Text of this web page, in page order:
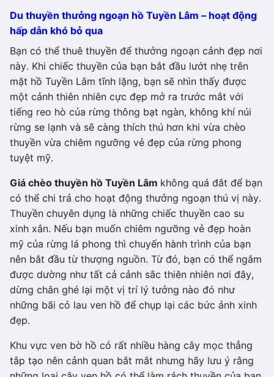
Du thuyền thưởng ngoạn hồ Tuyền Lâm – hoạt động
hấp dẫn khó bỏ qua
Bạn có thể thuê thuyền để thưởng ngoạn cảnh đẹp nơi
này. Khi chiếc thuyền của bạn bắt đầu lướt nhẹ trên
mặt hồ Tuyền Lâm tĩnh lặng, bạn sẽ nhìn thấy được
một cảnh thiên nhiên cực đẹp mở ra trước mắt với
tiếng reo hò của rừng thông bạt ngàn, không khí núi
rừng se lạnh và sẽ càng thích thú hơn khi vừa chèo
thuyền vừa chiêm ngưỡng vẻ đẹp của rừng phong
tuyệt mỹ.
Giá chèo thuyền hồ Tuyền Lâm không quá đắt để bạn
có thể chi trả cho hoạt động thưởng ngoạn thú vị này.
Thuyền chuyên dụng là những chiếc thuyền cao su
xinh xắn. Nếu bạn muốn chiêm ngưỡng vẻ đẹp hoàn
mỹ của rừng lá phong thì chuyến hành trình của bạn
nên bắt đầu từ thượng nguồn. Từ đó, bạn có thể ngắm
được dường như tất cả cảnh sắc thiên nhiên nơi đây,
dừng chân ghé lại một vị trí lý tưởng nào đó như
những bãi cỏ lau ven hồ để chụp lại các bức ảnh xinh
đẹp.
Khu vực ven bờ hồ có rất nhiều hàng cây mọc thẳng
tắp tạo nên cảnh quan bắt mắt nhưng hãy lưu ý rằng